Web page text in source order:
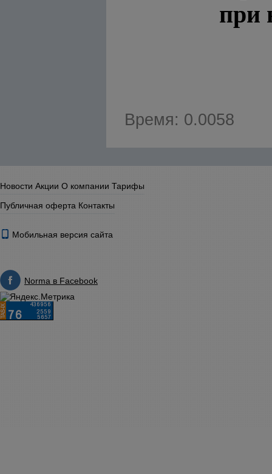
при
Время: 0.0058
Новости Акции О компании Тарифы
Публичная оферта Контакты
Мобильная версия сайта
Norma в Facebook